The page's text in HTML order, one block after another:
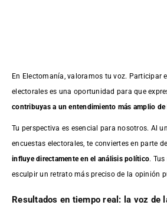
En Electomanía, valoramos tu voz. Participar
electorales es una oportunidad para que
contribuyas a un entendimiento más amplio
Tu perspectiva es esencial para nosotros. Al
encuestas electorales, te conviertes en parte
influye directamente en el análisis político.
esculpir un retrato más preciso de la opinión
Resultados en tiempo real: la voz de